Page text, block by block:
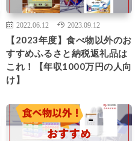
2022.06.12 2023.09.12
【2023年度】食べ物以外のお
すすめふるさと納税返礼品は
これ！【年収1000万円の人向
け】